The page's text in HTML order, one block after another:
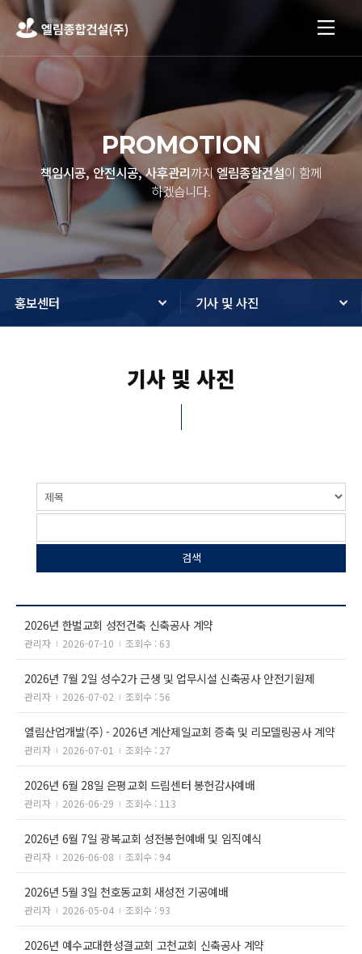
PROMOTION
책임시공, 안전시공, 사후관리까지엘림종합건설이 함께
하겠습니다.
홍보센터 기사 및 사진
기사 및 사진
2026년 한벌교회 성전건축 신축공사 계약
관리자 2026-07-10 조회수 : 63
2026년 7월 2일 성수2가 근생 및 업무시설 신축공사 안전기원제
관리자 2026-07-02 조회수 : 56
엘림산업개발(주) - 2026년 계산제일교회 증축 및 리모델링공사 계약
관리자 2026-07-01 조회수 : 27
2026년 6월 28일 은평교회 드림센터 봉헌감사예배
관리자 2026-06-29 조회수 : 113
2026년 6월 7일 광복교회 성전봉헌예배 및 임직예식
관리자 2026-06-08 조회수 : 94
2026년 5월 3일 천호동교회 새성전 기공예배
관리자 2026-05-04 조회수 : 93
2026년 예수교대한성결교회 고천교회 신축공사 계약